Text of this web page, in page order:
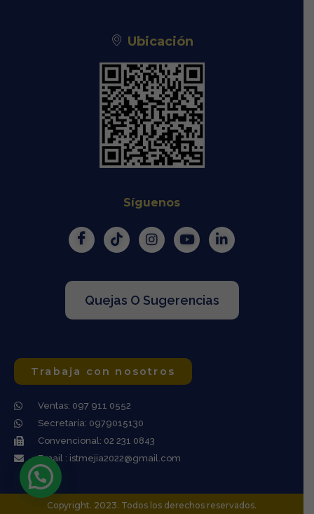
Ubicación
Síguenos
Quejas O Sugerencias
Trabaja con nosotros
Ventas: 097 911 0552
Secretaría: 0979015130
Convencional: 02 231 0843
Email : istmejia2022@gmail.com
Copyright. 2023. Todos los derechos reservados.